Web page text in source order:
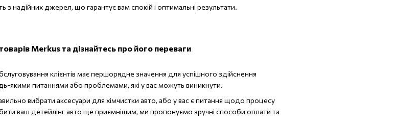
з надійних джерел, що гарантує вам спокій і оптимальні результати.
Merkus та дізнайтесь про його переваги
клієнтів має першорядне значення для успішного здійснення
якими питаннями або проблемами, які у вас можуть виникнути.
вибрати аксесуари для хімчистки авто, або у вас є питання щодо процесу
ваш детейлінг авто ще приємнішим, ми пропонуємо зручні способи оплати та